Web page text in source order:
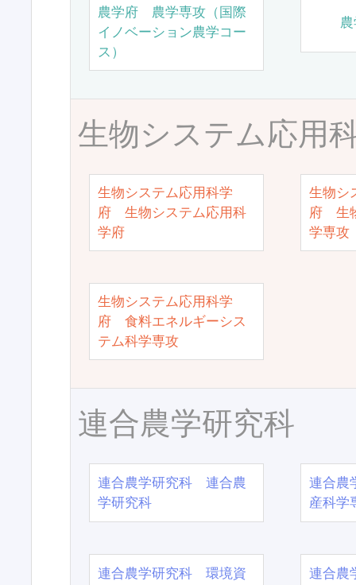
農学府 農学専攻（国際
イノベーション農学コー
ス）
生物システム応用
生物システム応用科学
府 生物システム応用科
学府
生物シ
府 生
学専攻
生物システム応用科学
府 食料エネルギーシス
テム科学専攻
連合農学研究科
連合農学研究科 連合農
学研究科
連合農
産科学
連合農学研究科 環境資
連合農